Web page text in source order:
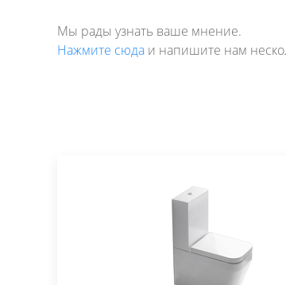
Мы рады узнать ваше мнение.
Нажмите сюда и напишите нам